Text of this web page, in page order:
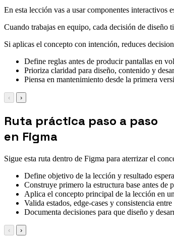
En esta lección vas a usar componentes interactivos
Cuando trabajas en equipo, cada decisión de diseño
Si aplicas el concepto con intención, reduces
Define reglas antes de producir pantallas en
Prioriza claridad para diseño, contenido y
Piensa en mantenimiento desde la primera
‹ ›
Ruta práctica paso a paso
en Figma
Sigue esta ruta dentro de Figma para aterrizar el
Define objetivo de la lección y resultado
Construye primero la estructura base antes de
Aplica el concepto principal de la lección en
Valida estados, edge-cases y consistencia entre
Documenta decisiones para que diseño y
‹ ›